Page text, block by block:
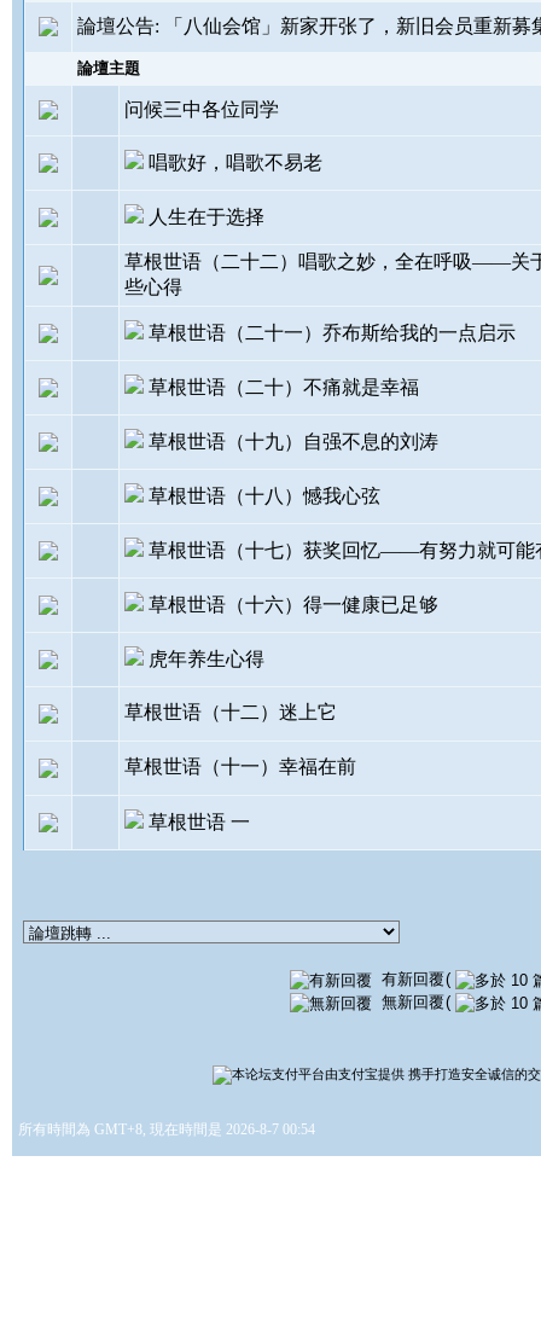
論壇公告: 「八仙会馆」新家开张了，新旧会员重新募
論壇主題
问候三中各位同学
唱歌好，唱歌不易老
人生在于选择
草根世语（二十二）唱歌之妙，全在呼吸——关
些心得
草根世语（二十一）乔布斯给我的一点启示
草根世语（二十）不痛就是幸福
草根世语（十九）自强不息的刘涛
草根世语（十八）憾我心弦
草根世语（十七）获奖回忆——有努力就可能
草根世语（十六）得一健康已足够
虎年养生心得
草根世语（十二）迷上它
草根世语（十一）幸福在前
草根世语 一
有新回覆(
無新回覆(
所有時間為 GMT+8, 現在時間是 2026-8-7 00:54